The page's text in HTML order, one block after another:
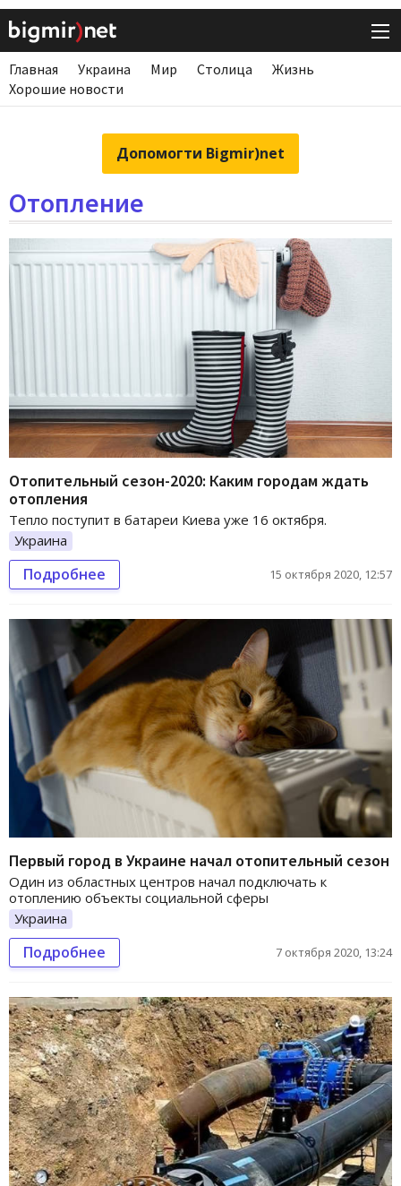
Главная Украина Мир Столица
Жизнь
Хорошие новости
Допомогти Bigmir)net
Отопление
Отопительный сезон-2020: Каким городам ждать
отопления
Тепло поступит в батареи Киева уже 16 октября.
Украина
Подробнее 15 октября 2020, 12:57
Первый город в Украине начал отопительный сезон
Один из областных центров начал подключать к
отоплению объекты социальной сферы
Украина
Подробнее 7 октября 2020, 13:24